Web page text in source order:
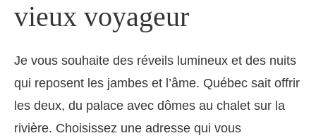
vieux voyageur
Je vous souhaite des réveils lumineux et des nuits
qui reposent les jambes et l’âme. Québec sait offrir
les deux, du palace avec dômes au chalet sur la
rivière. Choisissez une adresse qui vous